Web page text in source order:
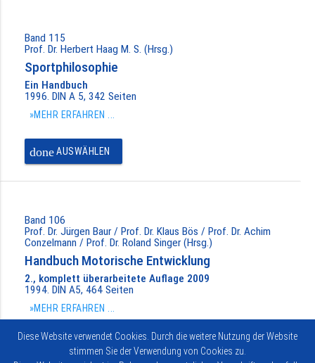
Band 115
Prof. Dr. Herbert Haag M. S. (Hrsg.)
Sportphilosophie
Ein Handbuch
1996. DIN A 5, 342 Seiten
»MEHR ERFAHREN ...
doneAUSWÄHLEN
Band 106
Prof. Dr. Jürgen Baur / Prof. Dr. Klaus Bös / Prof. Dr. Achim
Conzelmann / Prof. Dr. Roland Singer (Hrsg.)
Handbuch Motorische Entwicklung
2., komplett überarbeitete Auflage 2009
1994. DIN A5, 464 Seiten
»MEHR ERFAHREN ...
AUSWÄHLEN
Diese Website verwendet Cookies. Durch die weitere Nutzung der Website
stimmen Sie der Verwendung von Cookies zu.